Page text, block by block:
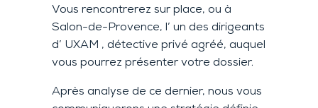
Vous rencontrerez sur place, ou à
Salon-de-Provence, l’ un des dirigeants
d’ UXAM , détective privé agréé, auquel
vous pourrez présenter votre dossier.
Après analyse de ce dernier, nous vous